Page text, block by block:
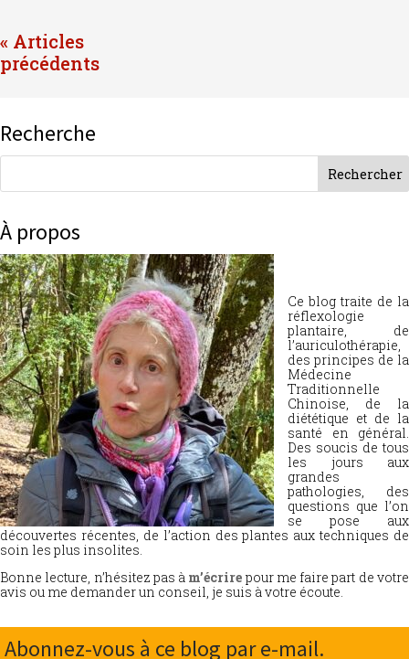
« Entrées précédentes
Recherche
À propos
Ce blog traite de la
réflexologie
plantaire, de
l’auriculothérapie,
des principes de la
Médecine
Traditionnelle
Chinoise, de la
diététique et de la
santé en général.
Des soucis de tous
les jours aux
grandes
pathologies, des
questions que l’on
se pose aux
découvertes récentes, de l’action des plantes aux techniques de
soin les plus insolites.
Bonne lecture, n’hésitez pas à m’écrire pour me faire part de votre
avis ou me demander un conseil, je suis à votre écoute.
Abonnez-vous à ce blog par e-mail.